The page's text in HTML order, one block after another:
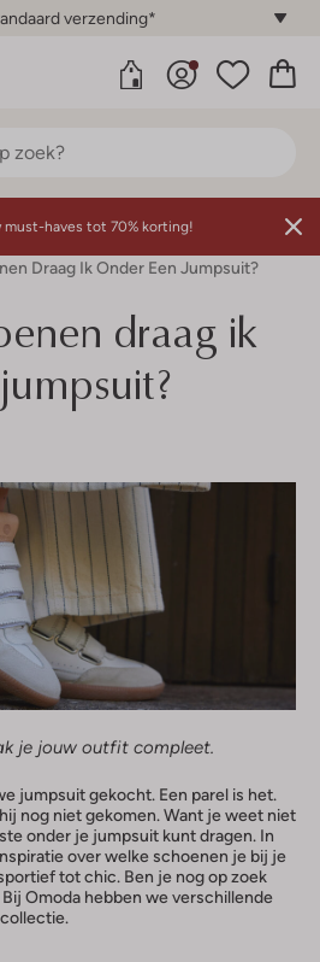
verzending*
must-haves tot 70% korting!
Draag Ik Onder Een Jumpsuit?
draag ik
je jouw outfit compleet.
jumpsuit gekocht. Een parel is het.
nog niet gekomen. Want je weet niet
onder je jumpsuit kunt dragen. In
over welke schoenen je bij je
tot chic. Ben je nog op zoek
Omoda hebben we verschillende